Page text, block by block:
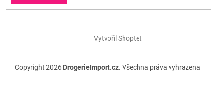
Vytvořil Shoptet
Copyright 2026 DrogerieImport.cz. Všechna práva vyhrazena.